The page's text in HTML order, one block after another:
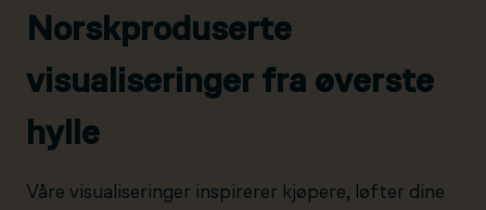
Norskproduserte
visualiseringer fra øverste
hylle
Våre visualiseringer inspirerer kjøpere, løfter dine